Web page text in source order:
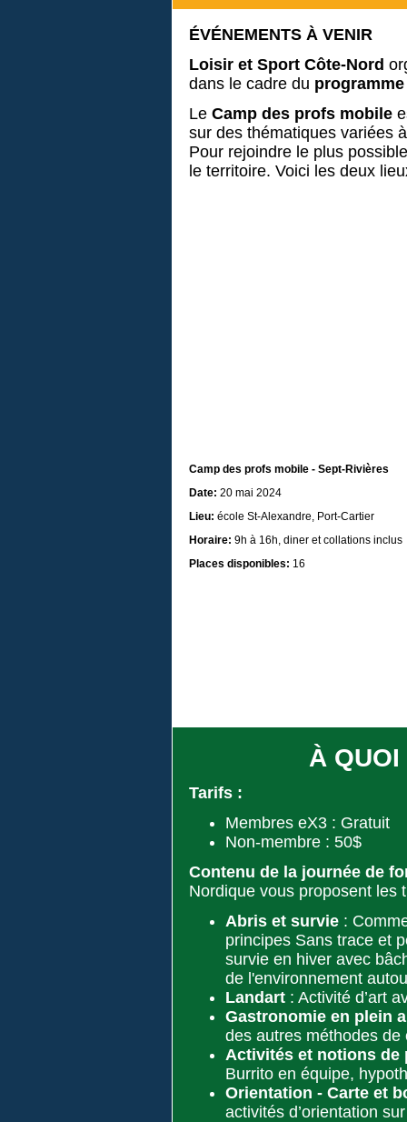
ÉVÉNEMENTS À VENIR
Loisir et Sport Côte-Nord
dans le cadre du programme
Le Camp des profs mobile
sur des thématiques variées
Pour rejoindre le plus
le territoire. Voici les deux
Camp des profs mobile - Sept-Rivières
Date: 20 mai 2024
Lieu: école St-Alexandre, Port-Cartier
Horaire: 9h à 16h, diner et collations inclus
Places disponibles: 16
À QUOI
Tarifs :
Membres eX3 : Gratuit
Non-membre : 50$
Contenu de la journée de
Nordique vous proposent les
Abris et survie :
principes Sans trace et
survie en hiver avec
de l'environnement
Landart : Activité d’art
Gastronomie en plein
des autres méthodes
Activités et notions de
Burrito en équipe,
Orientation - Carte et
activités d’orientation